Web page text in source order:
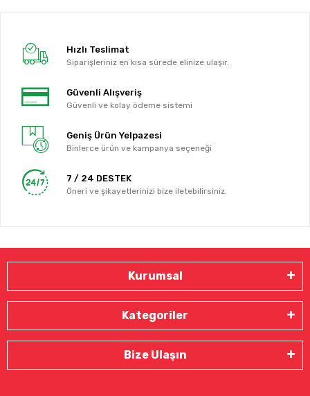
Hızlı Teslimat
Siparişleriniz en kısa sürede elinize ulaşır.
Güvenli Alışveriş
Güvenli ve kolay ödeme sistemi
Geniş Ürün Yelpazesi
Binlerce ürün ve kampanya seçeneği
7 / 24 DESTEK
Öneri ve şikayetlerinizi bize iletebilirsiniz.
Kurumsal
Kategoriler
Bize Ulaşın